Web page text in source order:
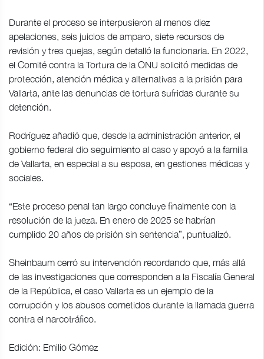
Durante el proceso se interpusieron al menos diez
apelaciones, seis juicios de amparo, siete recursos de
revisión y tres quejas, según detalló la funcionaria. En 2022,
el Comité contra la Tortura de la ONU solicitó medidas de
protección, atención médica y alternativas a la prisión para
Vallarta, ante las denuncias de tortura sufridas durante su
detención.
Rodríguez añadió que, desde la administración anterior, el
gobierno federal dio seguimiento al caso y apoyó a la familia
de Vallarta, en especial a su esposa, en gestiones médicas y
sociales.
“Este proceso penal tan largo concluye finalmente con la
resolución de la jueza. En enero de 2025 se habrían
cumplido 20 años de prisión sin sentencia”, puntualizó.
Sheinbaum cerró su intervención recordando que, más allá
de las investigaciones que corresponden a la Fiscalía General
de la República, el caso Vallarta es un ejemplo de la
corrupción y los abusos cometidos durante la llamada guerra
contra el narcotráfico.
Edición: Emilio Gómez